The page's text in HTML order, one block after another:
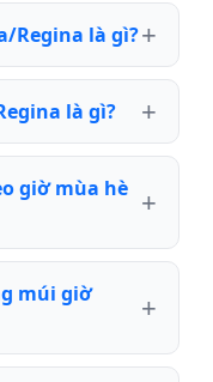
Regina là gì?
là gì?
giờ mùa hè
múi giờ